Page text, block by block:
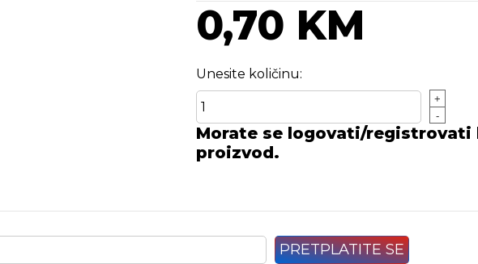
0,70 KM
Unesite količinu:
+
-
Morate se logovati/
proizvod.